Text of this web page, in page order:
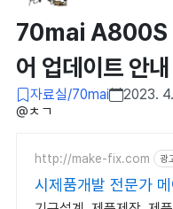
70mai A800S
어 업데이트 안
자료실/70mai
2023.
@ㅊㄱ​
http://make-fix.com 광
시제품개발 전문가